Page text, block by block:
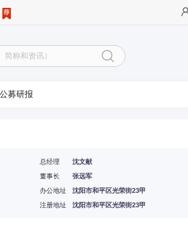
公募研报
总经理
沈文献
董事长
张远军
办公地址
沈阳市和平区光荣街23甲
注册地址
沈阳市和平区光荣街23甲